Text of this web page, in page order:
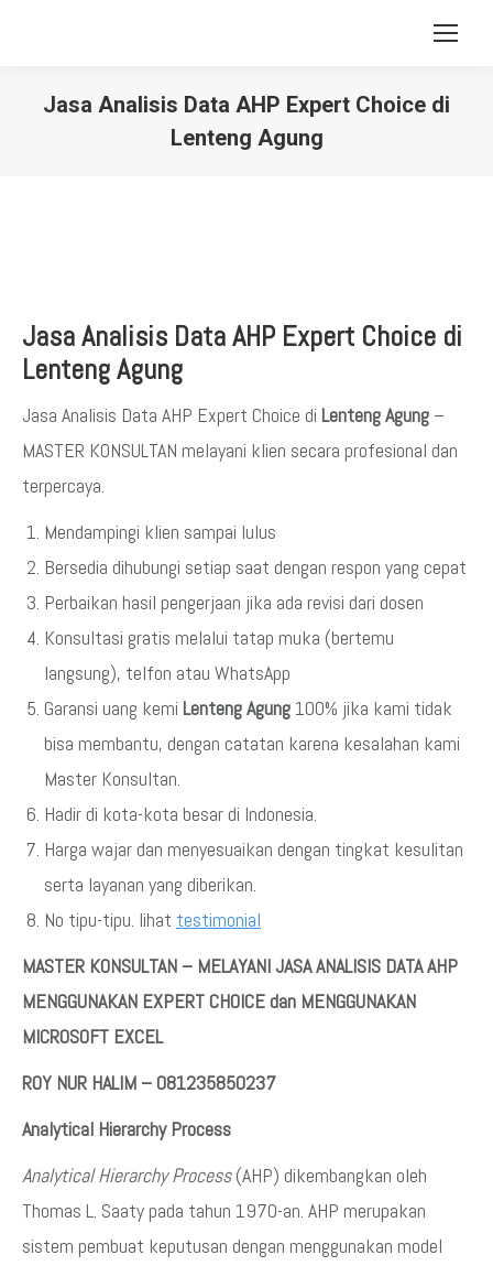
Jasa Analisis Data AHP Expert Choice di
Lenteng Agung
Jasa Analisis Data AHP Expert Choice di
Lenteng Agung
Jasa Analisis Data AHP Expert Choice di Lenteng Agung –
MASTER KONSULTAN melayani klien secara profesional dan
terpercaya.
Mendampingi klien sampai lulus
Bersedia dihubungi setiap saat dengan respon yang cepat
Perbaikan hasil pengerjaan jika ada revisi dari dosen
Konsultasi gratis melalui tatap muka (bertemu
langsung), telfon atau WhatsApp
Garansi uang kemi Lenteng Agung 100% jika kami tidak
bisa membantu, dengan catatan karena kesalahan kami
Master Konsultan.
Hadir di kota-kota besar di Indonesia.
Harga wajar dan menyesuaikan dengan tingkat kesulitan
serta layanan yang diberikan.
No tipu-tipu. lihat testimonial
MASTER KONSULTAN – MELAYANI JASA ANALISIS DATA AHP
MENGGUNAKAN EXPERT CHOICE dan MENGGUNAKAN
MICROSOFT EXCEL
ROY NUR HALIM – 081235850237
Analytical Hierarchy Process
Analytical Hierarchy Process(AHP) dikembangkan oleh
Thomas L. Saaty pada tahun 1970-an. AHP merupakan
sistem pembuat keputusan dengan menggunakan model